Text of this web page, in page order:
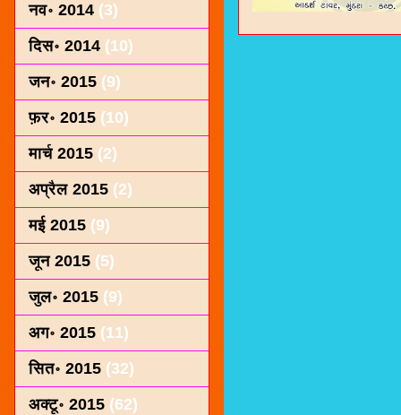
नव॰ 2014 (3)
दिस॰ 2014 (10)
जन॰ 2015 (9)
फ़र॰ 2015 (10)
मार्च 2015 (2)
अप्रैल 2015 (2)
मई 2015 (9)
जून 2015 (5)
जुल॰ 2015 (9)
अग॰ 2015 (11)
सित॰ 2015 (32)
अक्टू॰ 2015 (62)